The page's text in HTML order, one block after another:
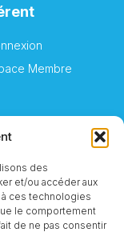
des
et/ou accéder aux
ces technologies
le comportement
de ne pas consentir
Membre